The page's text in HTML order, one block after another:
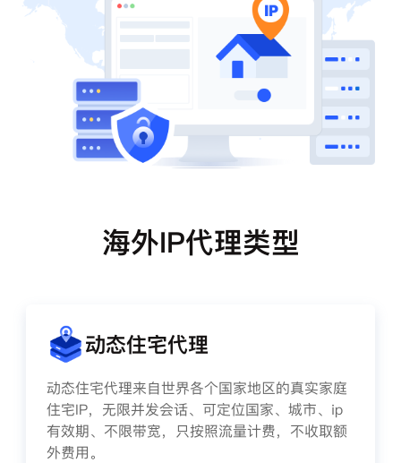
海外IP代理类型
动态住宅代理
动态住宅代理来自世界各个国家地区的真实家庭
住宅IP，无限并发会话、可定位国家、城市、ip
有效期、不限带宽，只按照流量计费，不收取额
外费用。